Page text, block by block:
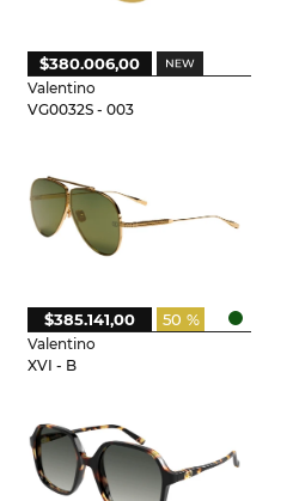
Valentino
VG0032S - 003
$380.006,00
Valentino
XVI - B
50 %
$385.141,00